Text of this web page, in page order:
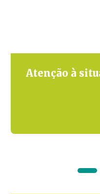
Atenção à